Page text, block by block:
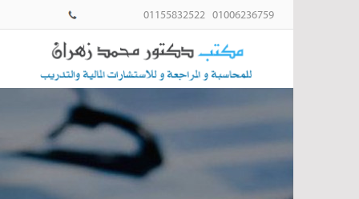
01006236759 01155832522
015381300